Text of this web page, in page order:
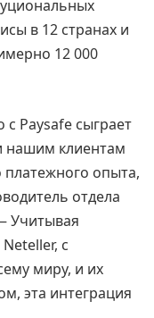
в 12 странах и
12 000
Paysafe сыграет
нашим клиентам
платежного опыта,
отдела
Учитывая
с
миру, и их
эта интеграция